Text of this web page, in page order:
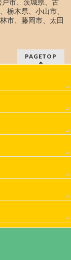
市、茨城県、古
栃木県、小山市、
市、藤岡市、太田
PAGETOP